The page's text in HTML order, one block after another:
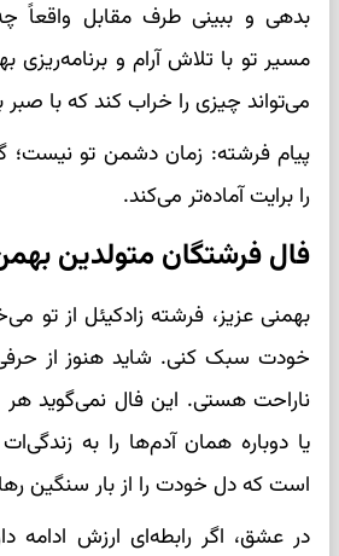
بدهی و ببینی طرف مقابل واقعاً
مسیر تو با تلاش آرام و برنامه‌ریزی
می‌تواند چیزی را خراب کند که با
پیام فرشته: زمان دشمن تو نیست؛
را برایت آماده‌تر می‌کند.
فال فرشتگان متولدین
بهمنی عزیز، فرشته زادکیئل از تو
خودت سبک کنی. شاید هنوز از
ناراحت هستی. این فال نمی‌گوید
یا دوباره همان آدم‌ها را به
است که دل خودت را از بار سنگین
در عشق، اگر رابطه‌ای ارزش ادامه